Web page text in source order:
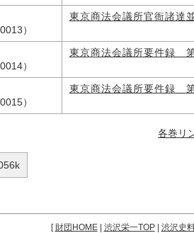
）
東京商法会議所官衙諸
）
東京商法会議所要件録
）
東京商法会議所要件録
各巻リ
[財団HOME| 渋沢栄一TOP| 渋沢史